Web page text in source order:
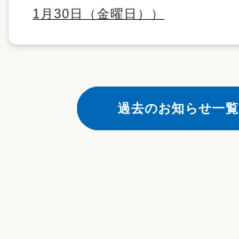
1月30日（金曜日））
過去のお知らせ一覧